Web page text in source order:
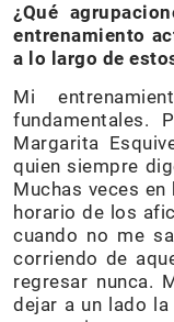
¿Qué
entrenamiento
a lo largo de
Mi
fundamentales.
Margarita
quien siempre
Muchas veces en
horario de los
cuando no me
corriendo de
regresar nunca.
dejar a un lado